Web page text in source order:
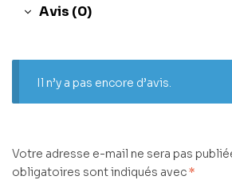
Avis (0)
Il n’y a pas encore d’avis.
Votre adresse e-mail ne sera pas
obligatoires sont indiqués avec*